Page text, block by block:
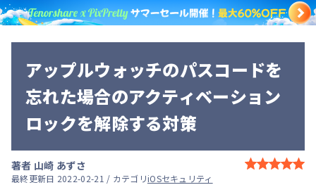
アップルウォッチのパスコードを
忘れた場合のアクティベーション
ロックを解除する対策
著者 山崎 あずさ
最終更新日 2022-02-21 / カテゴリiOSセキュリティ